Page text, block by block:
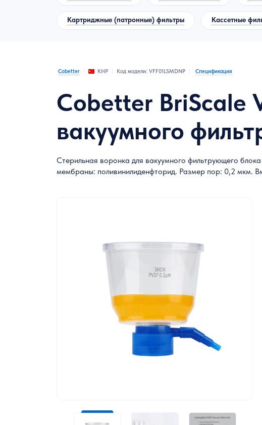
Испытательное оборудование
Контрольно-измерительное оборудование
Метеорологическое оборудование
Оборудование специального отраслевого
назначения
Средства индивидуальной защиты
Экологическое оборудование
Картриджные (патронные) фильтры Кассетные
Cobetter КНР Код модели: VFF01LSMDNP Спецификация
Cobetter BriScale
вакуумного
Стерильная воронка для вакуумного фильтрующего
мембраны: поливинилиденфторид. Размер пор: 0,2 мкм.